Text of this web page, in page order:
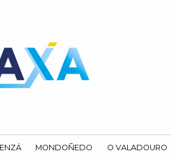
MONDOÑEDO O VALADOURO